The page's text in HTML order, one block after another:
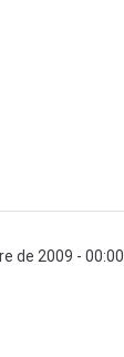
de 2009 - 00:00